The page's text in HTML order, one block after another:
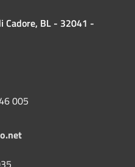
Cadore, BL - 32041 -
005